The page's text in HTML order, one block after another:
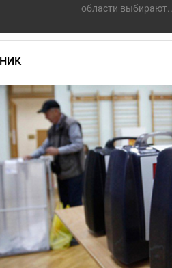
области